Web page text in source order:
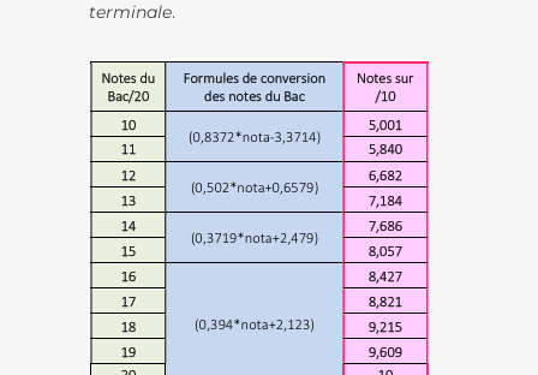
terminale.